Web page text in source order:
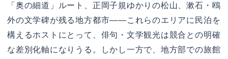
「奥の細道」ルート、正岡子規ゆかりの松山、漱石・鴎
外の文学碑が残る地方都市——これらのエリアに民泊を
構えるホストにとって、俳句・文学観光は競合との明確
な差別化軸になりうる。しかし一方で、地方部での旅館